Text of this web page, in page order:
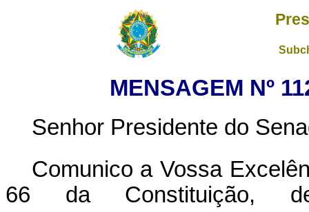
MENSAGEM Nº
Senhor Presidente do
Comunico a Vossa
66 da Constituição,